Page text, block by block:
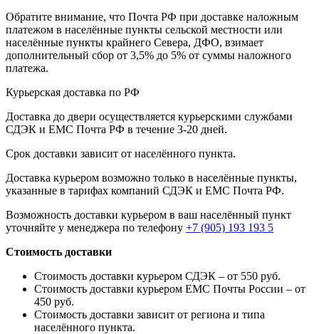
Обратите внимание, что Почта РФ при доставке наложным
платежом в населённые пункты сельской местности или
населённые пункты крайнего Севера, ДФО, взимает
дополнительный сбор от 3,5% до 5% от суммы наложного
платежа.
Курьерская доставка по РФ
Доставка до двери осуществляется курьерскими службами
СДЭК и ЕМС Почта РФ в течение 3-20 дней.
Срок доставки зависит от населённого пункта.
Доставка курьером возможно только в населённые пункты,
указанные в тарифах компаний СДЭК и ЕМС Почта РФ.
Возможность доставки курьером в ваш населённый пункт
уточняйте у менеджера по телефону +7 (905) 193 193 5
Стоимость доставки
Стоимость доставки курьером СДЭК – от 550 руб.
Стоимость доставки курьером ЕМС Почты России – от
450 руб.
Стоимость доставки зависит от региона и типа
населённого пункта.